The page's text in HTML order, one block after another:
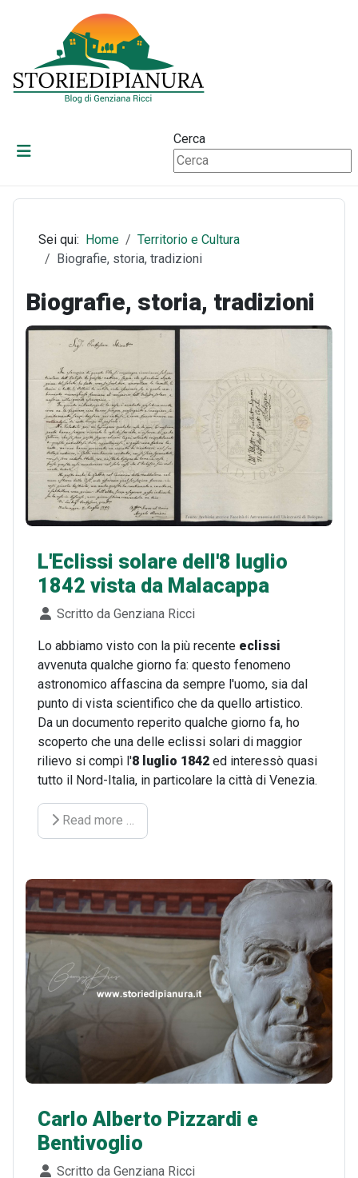
Cerca
Sei qui: Home
Territorio e Cultura
Biografie, storia, tradizioni
Biografie, storia, tradizioni
L'Eclissi solare dell'8 luglio
1842 vista da Malacappa
Dettagli
Scritto da Genziana Ricci
Lo abbiamo visto con la più recente eclissi
avvenuta qualche giorno fa: questo fenomeno
astronomico affascina da sempre l'uomo, sia dal
punto di vista scientifico che da quello artistico.
Da un documento reperito qualche giorno fa, ho
scoperto che una delle eclissi solari di maggior
rilievo si compì l'8 luglio 1842 ed interessò quasi
tutto il Nord-Italia, in particolare la città di Venezia.
Read more …
Carlo Alberto Pizzardi e
Bentivoglio
Dettagli
Scritto da Genziana Ricci